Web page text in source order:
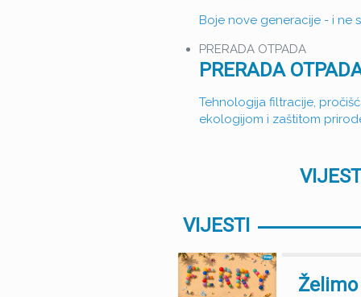
Boje nove generacije - i ne
PRERADA OTPADA
PRERADA
Tehnologija filtracije,
ekologijom i zaštitom
VIJESTI
Želimo